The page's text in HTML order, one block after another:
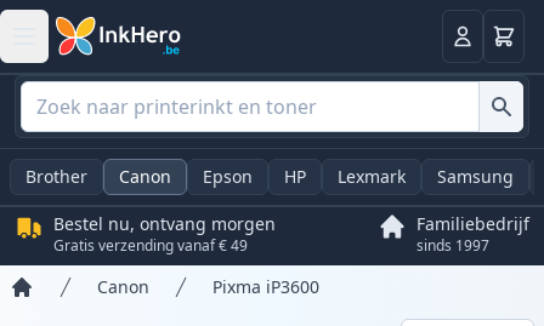
Log in
Brother Canon Epson HP Lexmark Samsung
Bestel nu, ontvang morgen
Gratis verzending vanaf € 49
Familiebedrijf
sinds 1997
Canon Pixma iP3600